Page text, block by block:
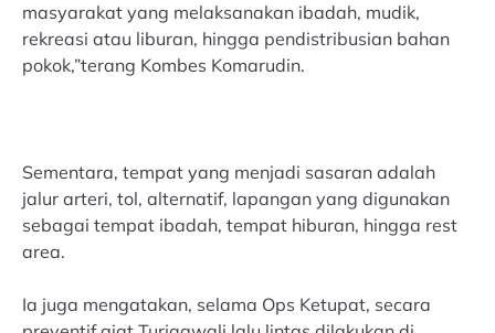
masyarakat yang melaksanakan ibadah, mudik,
rekreasi atau liburan, hingga pendistribusian bahan
pokok,”terang Kombes Komarudin.
Sementara, tempat yang menjadi sasaran adalah
jalur arteri, tol, alternatif, lapangan yang digunakan
sebagai tempat ibadah, tempat hiburan, hingga rest
area.
Ia juga mengatakan, selama Ops Ketupat, secara